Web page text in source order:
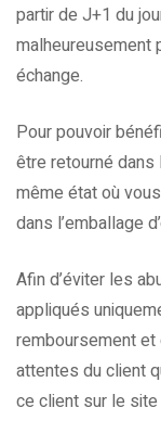
partir de J+1 du
malheureusement
échange.
Pour pouvoir
être retourné dans
même état où
dans l’emballage
Afin d’éviter les
appliqués
remboursement
attentes du client
ce client sur le